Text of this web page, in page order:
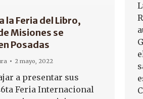
la Feria del Libro,
Misiones se
Posadas
2 mayo, 2022
a presentar sus
Feria Internacional